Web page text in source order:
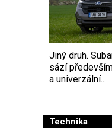
Jiný druh.
sází
a univerzální...
Technika